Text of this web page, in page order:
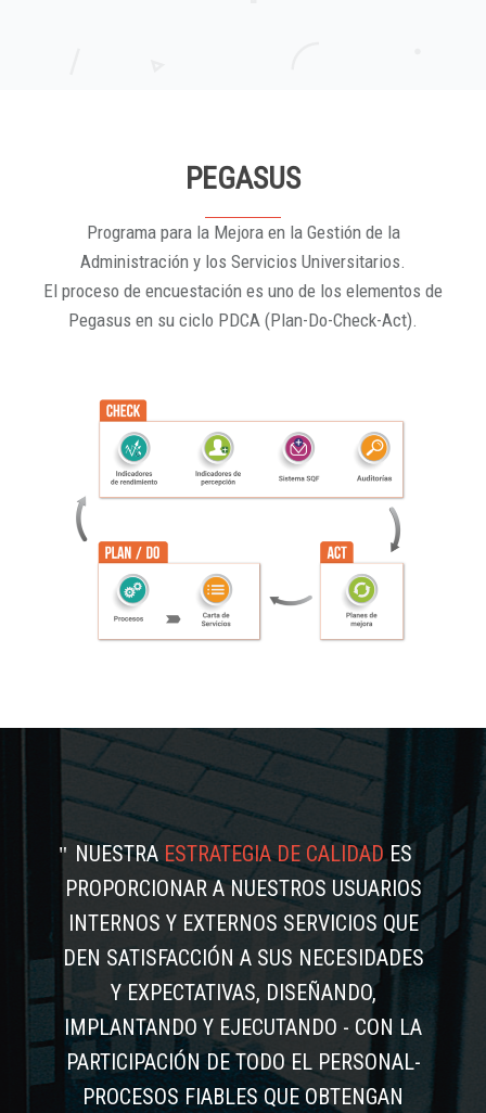
PEGASUS
Programa para la Mejora en la Gestión de la
Administración y los Servicios Universitarios.
El proceso de encuestación es uno de los elementos de
Pegasus en su ciclo PDCA (Plan-Do-Check-Act).
NUESTRAESTRATEGIA DE CALIDADES
PROPORCIONAR A NUESTROS USUARIOS
INTERNOS Y EXTERNOS SERVICIOS QUE
DEN SATISFACCIÓN A SUS NECESIDADES
Y EXPECTATIVAS, DISEÑANDO,
IMPLANTANDO Y EJECUTANDO - CON LA
PARTICIPACIÓN DE TODO EL PERSONAL-
PROCESOS FIABLES QUE OBTENGAN